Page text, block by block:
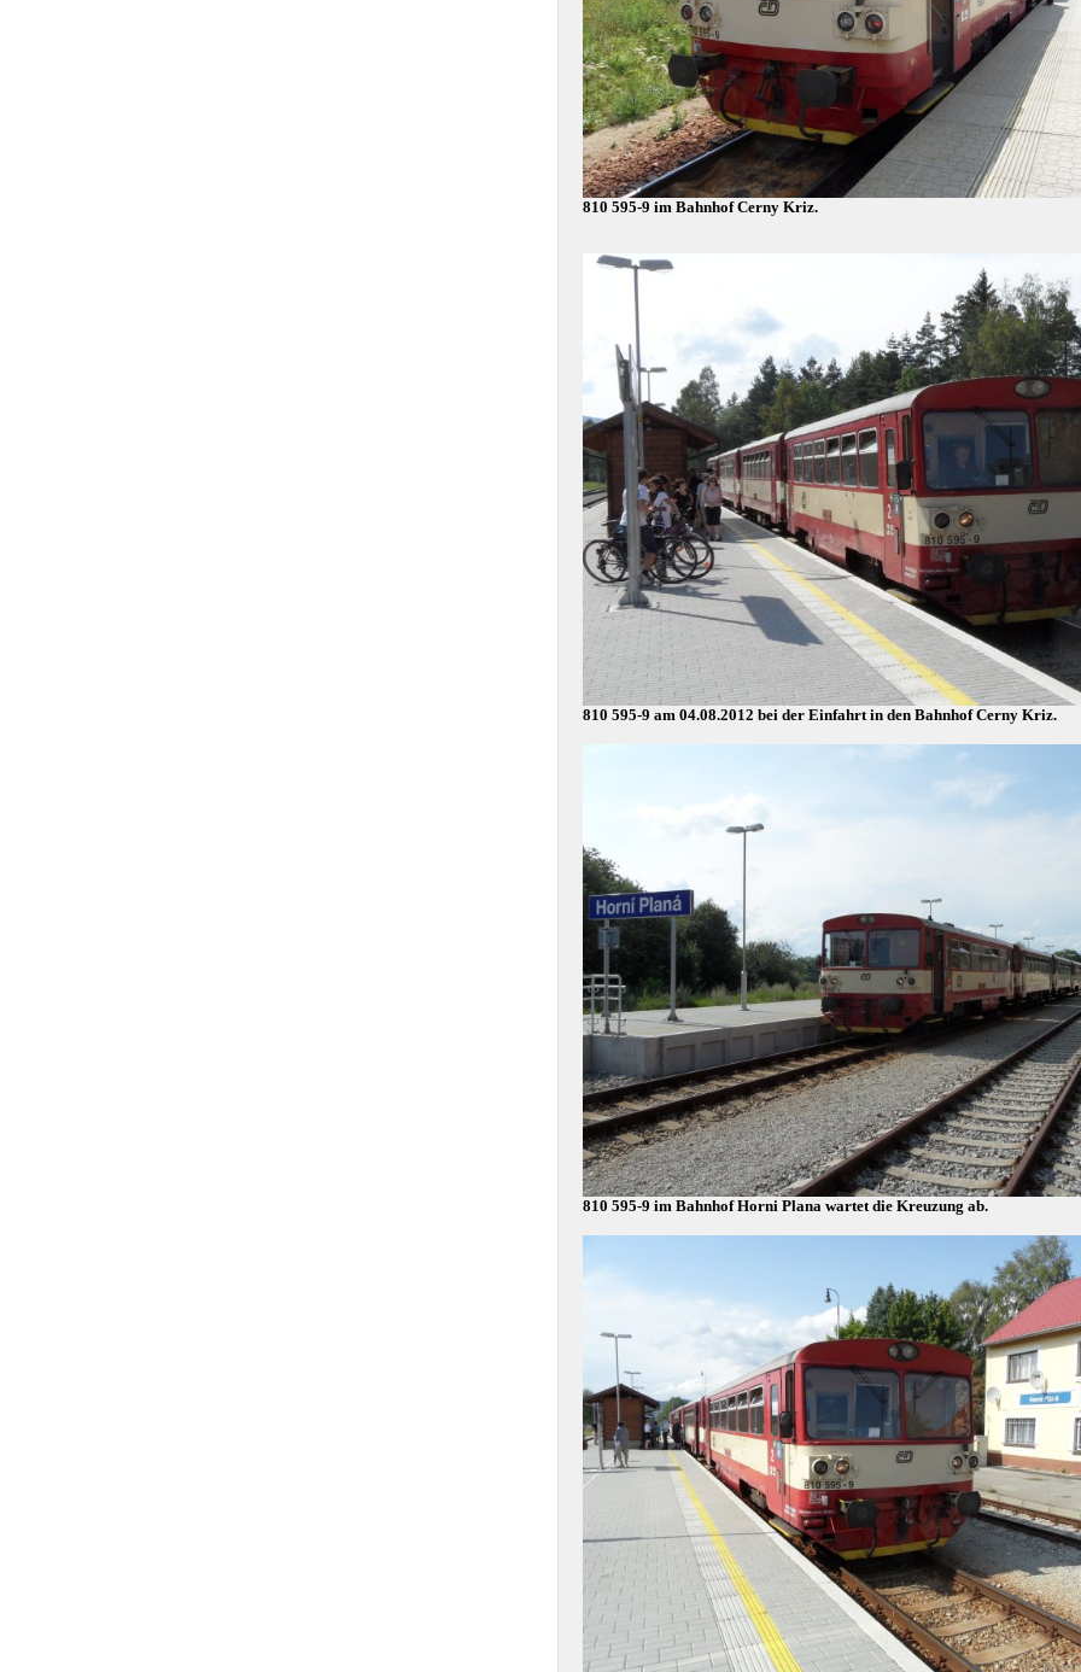
810 595-9 im Bahnhof Cerny Kriz.
810 595-9 am 04.08.2012 bei der Einfahrt in den Bahnhof Cerny Kriz.
810 595-9 im Bahnhof Horni Plana wartet die Kreuzung ab.